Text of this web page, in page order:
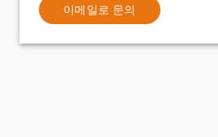
이메일로 문의